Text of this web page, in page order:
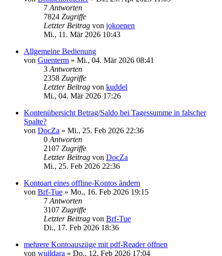
7 Antworten
7824 Zugriffe
Letzter Beitrag von jokoenen
Mi., 11. Mär 2026 10:43
Allgemeine Bedienung
von Guenterm » Mi., 04. Mär 2026 08:41
3 Antworten
2358 Zugriffe
Letzter Beitrag von kuddel
Mi., 04. Mär 2026 17:26
Kontenübersicht Betrag/Saldo bei Tagessumme in falscher
Spalte?
von DocZa » Mi., 25. Feb 2026 22:36
0 Antworten
2107 Zugriffe
Letzter Beitrag von DocZa
Mi., 25. Feb 2026 22:36
Kontoart eines offline-Kontos ändern
von Brf-Tue » Mo., 16. Feb 2026 19:15
7 Antworten
3107 Zugriffe
Letzter Beitrag von Brf-Tue
Di., 17. Feb 2026 18:36
mehrere Kontoauszüge mit pdf-Reader öffnen
von wuildara » Do., 12. Feb 2026 17:04